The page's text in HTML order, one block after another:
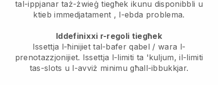
tal-ippjanar taż-żwieġ tiegħek ikunu disponibbli u
ktieb immedjatament , l-ebda problema.
Iddefinixxi r-regoli tiegħek
Issettja l-ħinijiet tal-bafer qabel / wara l-
prenotazzjonijiet. Issettja l-limiti ta 'kuljum, il-limiti
tas-slots u l-avviż minimu għall-ibbukkjar.